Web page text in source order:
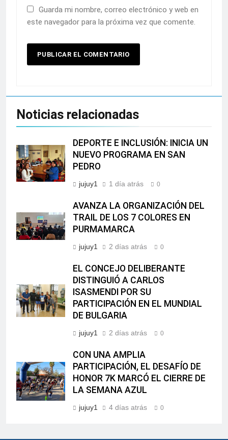
Guarda mi nombre, correo electrónico y web en
este navegador para la próxima vez que comente.
Noticias relacionadas
DEPORTE E INCLUSIÓN: INICIA UN
NUEVO PROGRAMA EN SAN
PEDRO
jujuy1 1 día atrás 0
AVANZA LA ORGANIZACIÓN DEL
TRAIL DE LOS 7 COLORES EN
PURMAMARCA
jujuy1 2 días atrás 0
EL CONCEJO DELIBERANTE
DISTINGUIÓ A CARLOS
ISASMENDI POR SU
PARTICIPACIÓN EN EL MUNDIAL
DE BULGARIA
jujuy1 2 días atrás 0
CON UNA AMPLIA
PARTICIPACIÓN, EL DESAFÍO DE
HONOR 7K MARCÓ EL CIERRE DE
LA SEMANA AZUL
jujuy1 4 días atrás 0